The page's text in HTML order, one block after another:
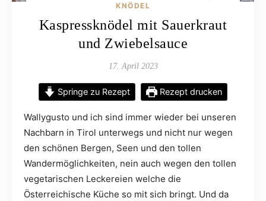
KNÖDEL
Kaspressknödel mit Sauerkraut
und Zwiebelsauce
17. April 2023
Springe zu Rezept Rezept drucken
Wallygusto und ich sind immer wieder bei unseren
Nachbarn in Tirol unterwegs und nicht nur wegen
den schönen Bergen, Seen und den tollen
Wandermöglichkeiten, nein auch wegen den tollen
vegetarischen Leckereien welche die
Österreichische Küche so mit sich bringt. Und da